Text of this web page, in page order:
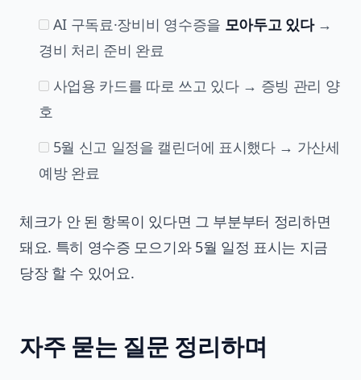
AI 구독료·장비비 영수증을 모아두고 있다→
경비 처리 준비 완료
사업용 카드를 따로 쓰고 있다 → 증빙 관리 양
호
5월 신고 일정을 캘린더에 표시했다 → 가산세
예방 완료
체크가 안 된 항목이 있다면 그 부분부터 정리하면
돼요. 특히 영수증 모으기와 5월 일정 표시는 지금
당장 할 수 있어요.
자주 묻는 질문 정리하며